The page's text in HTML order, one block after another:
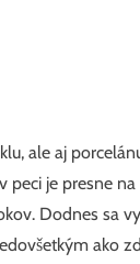
ale aj
peci je presne
Dodnes sa
ako